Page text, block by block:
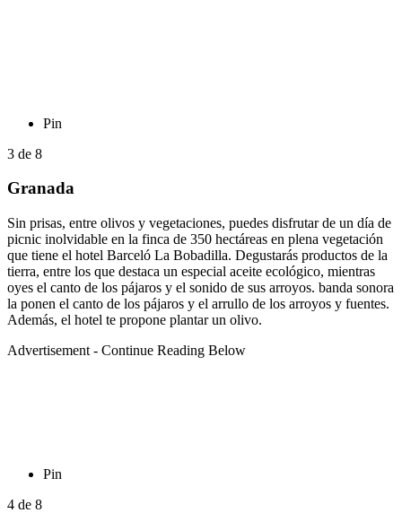
Pin
3 de 8
Granada
Sin prisas, entre olivos y vegetaciones, puedes disfrutar de un día de
picnic inolvidable en la finca de 350 hectáreas en plena vegetación
que tiene el hotel Barceló La Bobadilla. Degustarás productos de la
tierra, entre los que destaca un especial aceite ecológico, mientras
oyes el canto de los pájaros y el sonido de sus arroyos. banda sonora
la ponen el canto de los pájaros y el arrullo de los arroyos y fuentes.
Además, el hotel te propone plantar un olivo.
Advertisement - Continue Reading Below
Pin
4 de 8